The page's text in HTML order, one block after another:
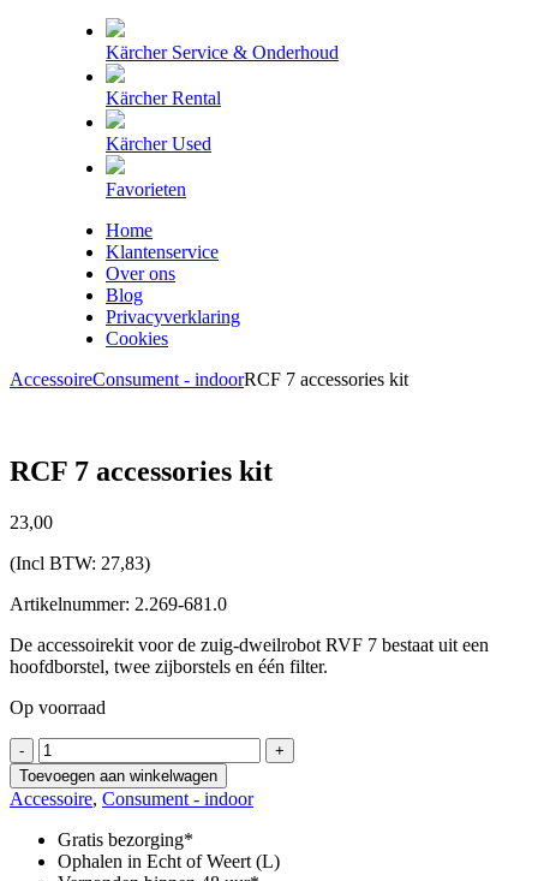
Kärcher Service & Onderhoud
Kärcher Rental
Kärcher Used
Favorieten
Home
Klantenservice
Over ons
Blog
Privacyverklaring
Cookies
AccessoireConsument - indoorRCF 7 accessories kit
RCF 7 accessories kit
23,00
(Incl BTW: 27,83)
Artikelnummer: 2.269-681.0
De accessoirekit voor de zuig-dweilrobot RVF 7 bestaat uit een
hoofdborstel, twee zijborstels en één filter.
Op voorraad
-
RCF
7
accessories
kit
aantal
+
Toevoegen aan winkelwagen
Accessoire, Consument - indoor
Gratis bezorging*
Ophalen in Echt of Weert (L)